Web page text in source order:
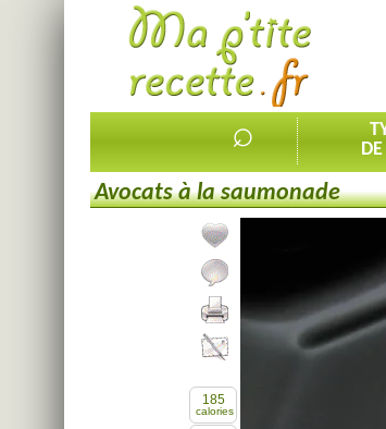
⌕
Avocats à la saumonade
Commenter, noter
Imprimer la
Partager cette
185
calories